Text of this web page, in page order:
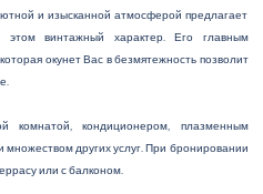
и изысканной атмосферой предлагает
этом винтажный характер. Его главным
окунет Вас в безмятежность позволит
кондиционером, плазменным
других услуг. При бронировании
или с балконом.